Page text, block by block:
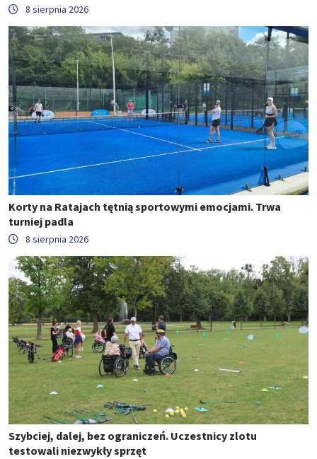
8 sierpnia 2026
Korty na Ratajach tętnią sportowymi emocjami. Trwa
turniej padla
8 sierpnia 2026
Szybciej, dalej, bez ograniczeń. Uczestnicy zlotu
testowali niezwykły sprzęt